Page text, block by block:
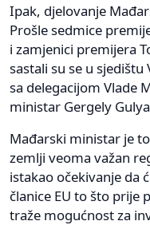
Ipak, djelovanje
Prošle sedmice
i zamjenici premijera
sastali su se u sjedištu
sa delegacijom Vlade
ministar Gergely
Mađarski ministar je
zemlji veoma važan
istakao očekivanje da
članice EU to što prije
traže mogućnost za